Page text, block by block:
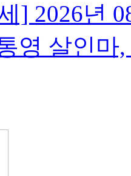
] 2026년
영 살인마